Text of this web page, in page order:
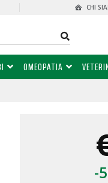
CHI
OMEOPATIA
-